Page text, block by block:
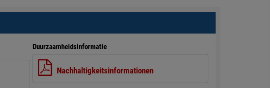
Duurzaamheidsinformatie
Nachhaltigkeitsinformationen